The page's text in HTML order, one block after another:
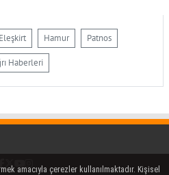
Eleşkirt Hamur Patnos
Haberleri
Facebook
Twitter (X)
YouTube
Instagram
amacıyla çerezler kullanılmaktadır. Kişisel